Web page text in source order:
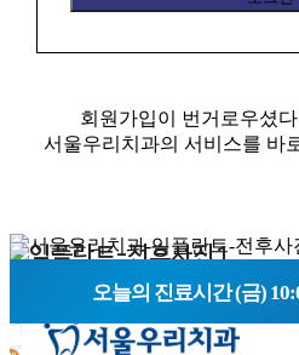
회원가입이 번거로우셨
서울우리치과의 서비스를 바
오늘의 진료시간 (금)